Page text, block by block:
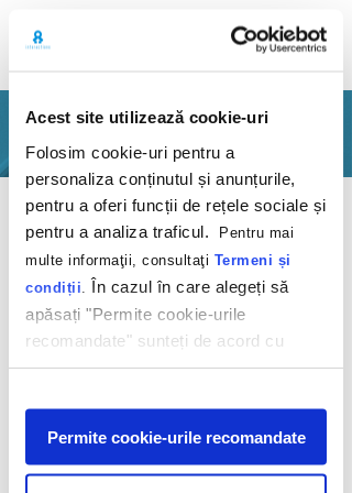
Acest site utilizează cookie-uri
Folosim cookie-uri pentru a
personaliza conținutul și anunțurile,
pentru a oferi funcții de rețele sociale și
pentru a analiza traficul.
Pentru mai
multe informaţii, consultaţi Termeni și
condiții În cazul în care alegeți să
apăsați "Permite cookie-urile
recomandate" sunteți de acord cu
utilizarea modulelor noastre cookie.
Afişare
Permite cookie-urile recomandate
PORTFOLIO
Back
Maggi Club V2.0
Maggi
2011
Join the new Club MAGGI, the most